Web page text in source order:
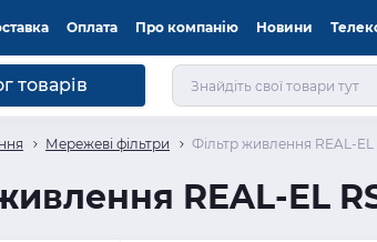
Оплата Про компанію Новини
товарів
Мережеві фільтри Фільтр живлення REAL-
REAL-EL